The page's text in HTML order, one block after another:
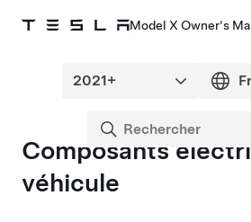
Model X Owner's
Composants
véhicule